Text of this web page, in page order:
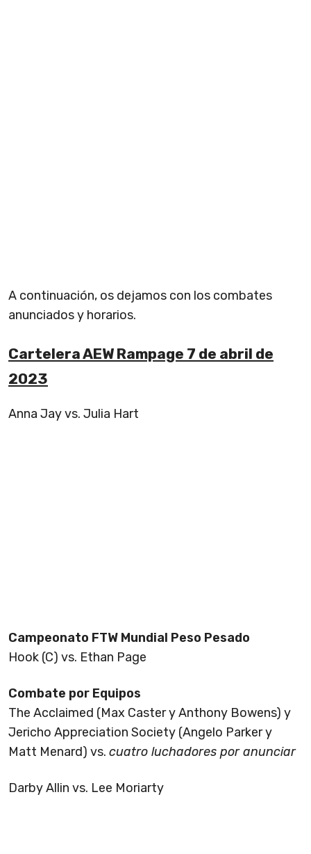
A continuación, os dejamos con los combates
anunciados y horarios.
Cartelera AEW Rampage 7 de abril de
2023
Anna Jay vs. Julia Hart
Campeonato FTW Mundial Peso Pesado
Hook (C) vs. Ethan Page
Combate por Equipos
The Acclaimed (Max Caster y Anthony Bowens) y
Jericho Appreciation Society (Angelo Parker y
Matt Menard) vs. cuatro luchadores por anunciar
Darby Allin vs. Lee Moriarty